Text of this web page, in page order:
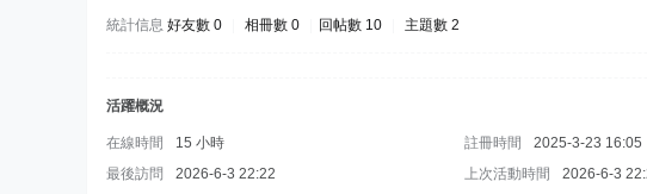
統計信息 好友數 0 相冊數 0 回帖數 10 主題數 2
活躍概況
在線時間 15 小時 註冊時間
2025-3-23 16:05
最後訪問
2026-6-3 22:22 上次活動時間
2026-6-3